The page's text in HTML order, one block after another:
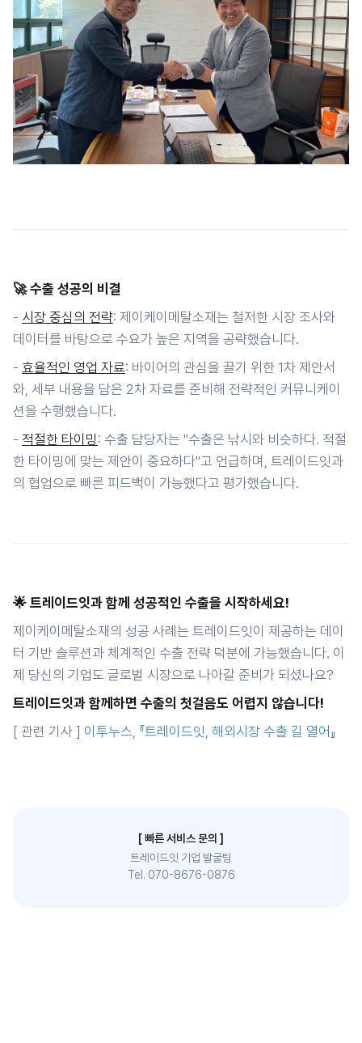
🚀 수출 성공의 비결
- 시장 중심의 전략: 제이케이메탈소재는 철저한 시장 조사와
데이터를 바탕으로 수요가 높은 지역을 공략했습니다.
- 효율적인 영업 자료: 바이어의 관심을 끌기 위한 1차 제안서
와, 세부 내용을 담은 2차 자료를 준비해 전략적인 커뮤니케이
션을 수행했습니다.
- 적절한 타이밍 : 수출 담당자는 "수출은 낚시와 비슷하다. 적절
한 타이밍에 맞는 제안이 중요하다"고 언급하며, 트레이드잇과
의 협업으로 빠른 피드백이 가능했다고 평가했습니다.
🌟 트레이드잇과 함께 성공적인 수출을 시작하세요!
제이케이메탈소재의 성공 사례는 트레이드잇이 제공하는 데이
터 기반 솔루션과 체계적인 수출 전략 덕분에 가능했습니다. 이
제 당신의 기업도 글로벌 시장으로 나아갈 준비가 되셨나요?
트레이드잇과 함께하면 수출의 첫걸음도 어렵지 않습니다!
[ 관련 기사 ] 이투누스, 『트레이드잇, 해외시장 수출 길 열어』
[ 빠른 서비스 문의 ]
트레이드잇 기업 발굴팀
Tel. 070-8676-0876